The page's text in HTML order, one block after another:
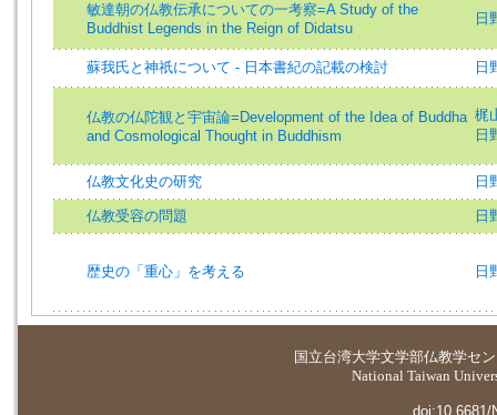
敏達朝の仏教伝承についての一考察=A Study of the
Buddhist Legends in the Reign of Didatsu
日
蘇我氏と神祇について - 日本書紀の記載の検討 日
仏教の仏陀観と宇宙論=Development of the Idea of Buddha
and Cosmological Thought in Buddhism
梶
日
仏教文化史の研究 日
仏教受容の問題 日
歴史の「重心」を考える 日
国立台湾大学文学部仏教学セ
National Taiwan
doi:10.6681/